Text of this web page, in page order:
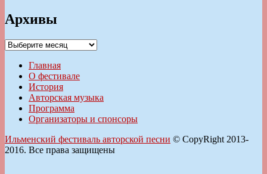
Архивы
Архивы
Главная
О фестивале
История
Авторская музыка
Программа
Организаторы и спонсоры
Ильменский фестиваль авторской песни © CopyRight 2013-
2016. Все права защищены